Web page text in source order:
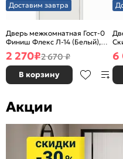
Доставим завтра
Дверь межкомнатная Гост-0
Финиш Флекс Л-14 (Белый),
глухая, каркасно-щитовая
2 270₽2 670 ₽
В корзину
6
Акции